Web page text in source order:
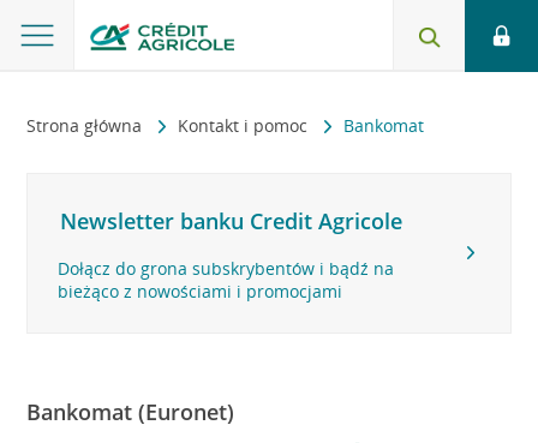
Strona główna Kontakt i pomoc Bankomat
Newsletter banku Credit Agricole
Dołącz do grona subskrybentów i bądź na
bieżąco z nowościami i promocjami
Bankomat (Euronet)